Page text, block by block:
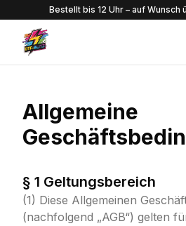
Bestellt bis 12 Uhr – auf Wunsch
Allgemeine
§ 1 Geltungsbereich
(1) Diese Allgemeinen
(nachfolgend „AGB“) gelten